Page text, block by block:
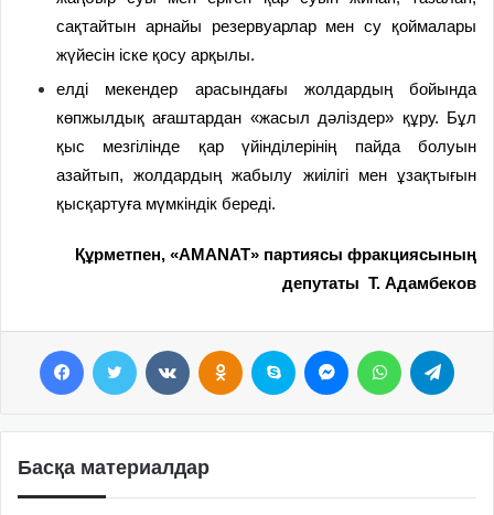
сақтайтын арнайы резервуарлар мен су қоймалары
жүйесін іске қосу арқылы.
елді мекендер арасындағы жолдардың бойында
көпжылдық ағаштардан «жасыл дәліздер» құру. Бұл
қыс мезгілінде қар үйінділерінің пайда болуын
азайтып, жолдардың жабылу жиілігі мен ұзақтығын
қысқартуға мүмкіндік береді.
Құрметпен, «AMANAT» партиясы фракциясының
депутаты Т. Адамбеков
Басқа материалдар